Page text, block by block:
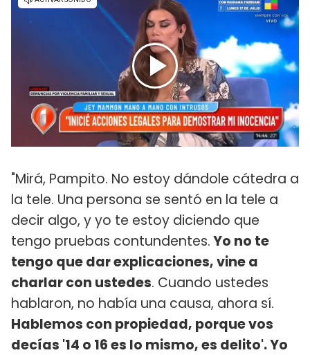
"Mirá, Pampito. No estoy dándole cátedra a
la tele. Una persona se sentó en la tele a
decir algo, y yo te estoy diciendo que
tengo pruebas contundentes.Yo no te
tengo que dar explicaciones, vine a
charlar con ustedes. Cuando ustedes
hablaron, no había una causa, ahora sí.
Hablemos con propiedad, porque vos
decías '14 o 16 es lo mismo, es delito'. Yo